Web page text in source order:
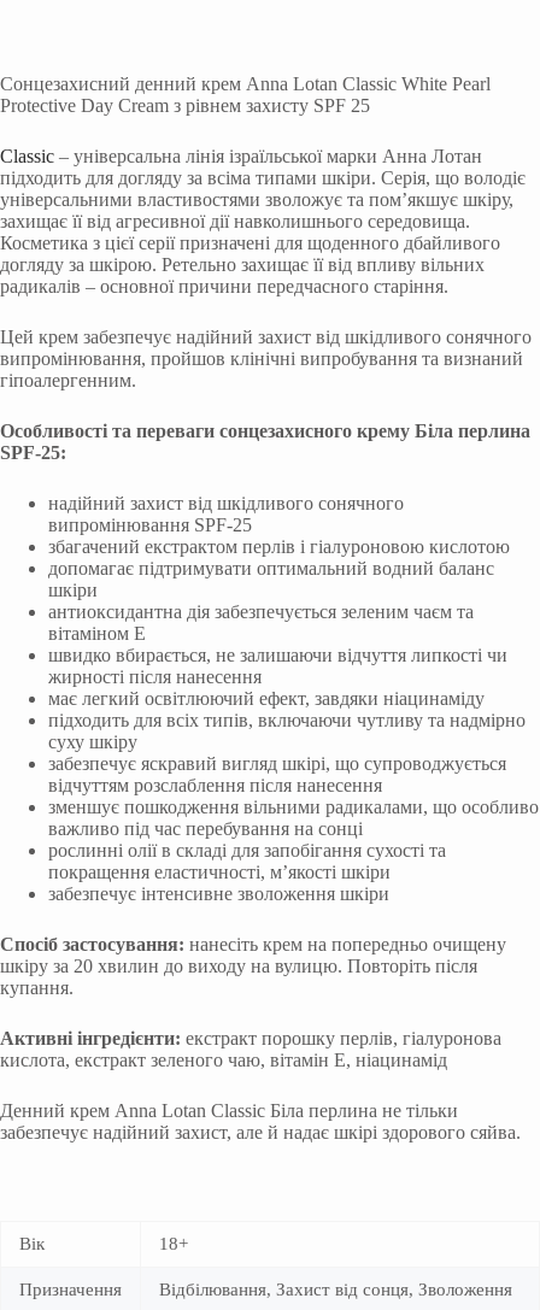
Сонцезахисний денний крем Anna Lotan Classic White Pearl
Protective Day Cream з рівнем захисту SPF 25
Classic – універсальна лінія ізраїльської марки Анна Лотан
підходить для догляду за всіма типами шкіри. Серія, що володіє
універсальними властивостями зволожує та пом’якшує шкіру,
захищає її від агресивної дії навколишнього середовища.
Косметика з цієї серії призначені для щоденного дбайливого
догляду за шкірою. Ретельно захищає її від впливу вільних
радикалів – основної причини передчасного старіння.
Цей крем забезпечує надійний захист від шкідливого сонячного
випромінювання, пройшов клінічні випробування та визнаний
гіпоалергенним.
Особливості та переваги сонцезахисного крему Біла перлина
SPF-25:
надійний захист від шкідливого сонячного
випромінювання SPF-25
збагачений екстрактом перлів і гіалуроновою кислотою
допомагає підтримувати оптимальний водний баланс
шкіри
антиоксидантна дія забезпечується зеленим чаєм та
вітаміном Е
швидко вбирається, не залишаючи відчуття липкості чи
жирності після нанесення
має легкий освітлюючий ефект, завдяки ніацинаміду
підходить для всіх типів, включаючи чутливу та надмірно
суху шкіру
забезпечує яскравий вигляд шкірі, що супроводжується
відчуттям розслаблення після нанесення
зменшує пошкодження вільними радикалами, що особливо
важливо під час перебування на сонці
рослинні олії в складі для запобігання сухості та
покращення еластичності, м’якості шкіри
забезпечує інтенсивне зволоження шкіри
Спосіб застосування: нанесіть крем на попередньо очищену
шкіру за 20 хвилин до виходу на вулицю. Повторіть після
купання.
Активні інгредієнти: екстракт порошку перлів, гіалуронова
кислота, екстракт зеленого чаю, вітамін Е, ніацинамід
Денний крем Anna Lotan Classic Біла перлина не тільки
забезпечує надійний захист, але й надає шкірі здорового сяйва.
Вік 18+
Призначення Відбілювання, Захист від сонця, Зволоження